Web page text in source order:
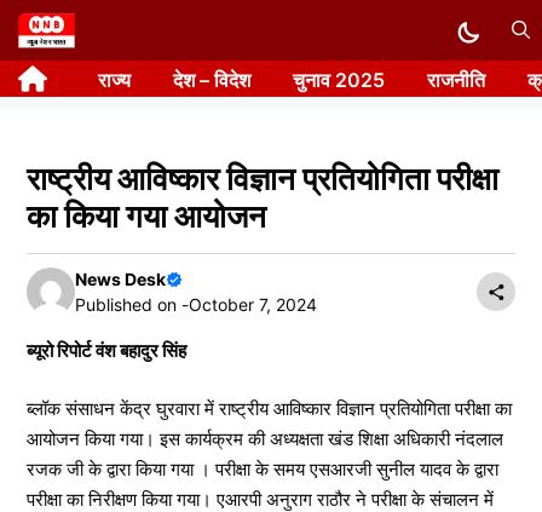
Skip
to
content राज्य देश – विदेश चुनाव 2025 राजनीति
राष्ट्रीय आविष्कार विज्ञान प्रतियोगिता परीक्षा
का किया गया आयोजन
News Desk
Published on -October 7, 2024
ब्यूरो रिपोर्ट वंश बहादुर सिंह
ब्लॉक संसाधन केंद्र घुरवारा में राष्ट्रीय आविष्कार विज्ञान प्रतियोगिता परीक्षा का
आयोजन किया गया। इस कार्यक्रम की अध्यक्षता खंड शिक्षा अधिकारी नंदलाल
रजक जी के द्वारा किया गया । परीक्षा के समय एसआरजी सुनील यादव के द्वारा
परीक्षा का निरीक्षण किया गया। एआरपी अनुराग राठौर ने परीक्षा के संचालन में